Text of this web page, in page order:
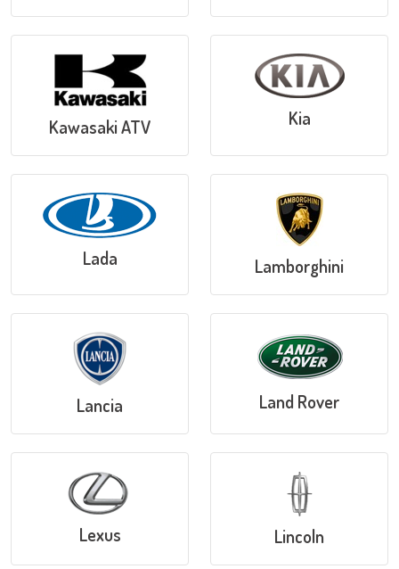
Kawasaki ATV Kia
Lada Lamborghini
Lancia Land Rover
Lexus Lincoln